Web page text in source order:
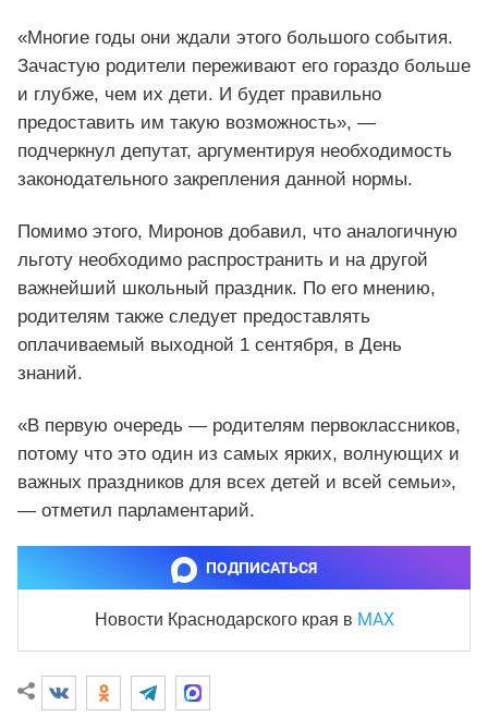
«Многие годы они ждали этого большого события.
Зачастую родители переживают его гораздо больше
и глубже, чем их дети. И будет правильно
предоставить им такую возможность», —
подчеркнул депутат, аргументируя необходимость
законодательного закрепления данной нормы.
Помимо этого, Миронов добавил, что аналогичную
льготу необходимо распространить и на другой
важнейший школьный праздник. По его мнению,
родителям также следует предоставлять
оплачиваемый выходной 1 сентября, в День
знаний.
«В первую очередь — родителям первоклассников,
потому что это один из самых ярких, волнующих и
важных праздников для всех детей и всей семьи»,
— отметил парламентарий.
ПОДПИСАТЬСЯ
Новости Краснодарского края в MAX